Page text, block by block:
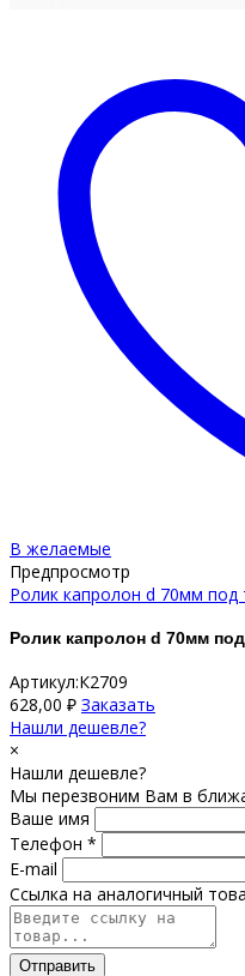
В желаемые
Предпросмотр
Ролик капролон d 70мм под
Ролик капролон d 70мм
Артикул:К2709
628,00 ₽ Заказать
Нашли дешевле?
×
Нашли дешевле?
Мы перезвоним Вам в
Ваше имя
Телефон *
E-mail
Ссылка на аналогичный
Отправить